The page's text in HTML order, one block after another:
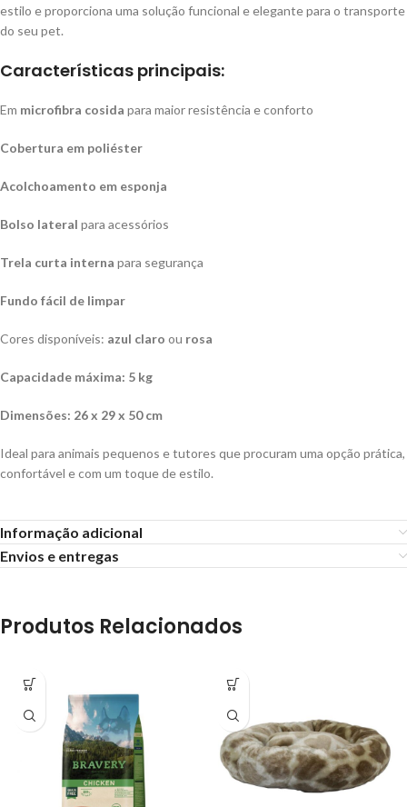
estilo e proporciona uma solução funcional e elegante para o transporte
do seu pet.
Características principais:
Em microfibra cosida para maior resistência e conforto
Cobertura em poliéster
Acolchoamento em esponja
Bolso lateral para acessórios
Trela curta interna para segurança
Fundo fácil de limpar
Cores disponíveis: azul claro ou rosa
Capacidade máxima: 5 kg
Dimensões: 26 x 29 x 50 cm
Ideal para animais pequenos e tutores que procuram uma opção prática,
confortável e com um toque de estilo.
Informação adicional
Envios e entregas
Produtos Relacionados